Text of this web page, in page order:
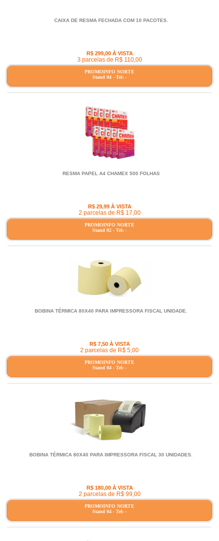
CAIXA DE RESMA FECHADA COM 10 PACOTES.
R$ 299,00 À VISTA
3 parcelas de R$ 110,00
PROMOINFO NORTE
Stand 04 - Tel: -
RESMA PAPEL A4 CHAMEX 500 FOLHAS
R$ 29,99 À VISTA
2 parcelas de R$ 17,00
PROMOINFO NORTE
Stand 02 - Tel: -
BOBINA TÉRMICA 80X40 PARA IMPRESSORA FISCAL UNIDADE.
R$ 7,50 À VISTA
2 parcelas de R$ 5,00
PROMOINFO NORTE
Stand 04 - Tel: -
BOBINA TÉRMICA 80X40 PARA IMPRESSORA FISCAL 30 UNIDADES.
R$ 180,00 À VISTA
2 parcelas de R$ 99,00
PROMOINFO NORTE
Stand 04 - Tel: -